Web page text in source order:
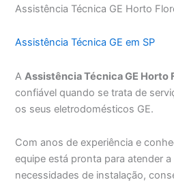
Assistência Técnica GE Horto
Assistência Técnica GE em SP
AAssistência Técnica GE Horto
confiável quando se trata de
os seus eletrodomésticos GE.
Com anos de experiência e
equipe está pronta para atender
necessidades de instalação,